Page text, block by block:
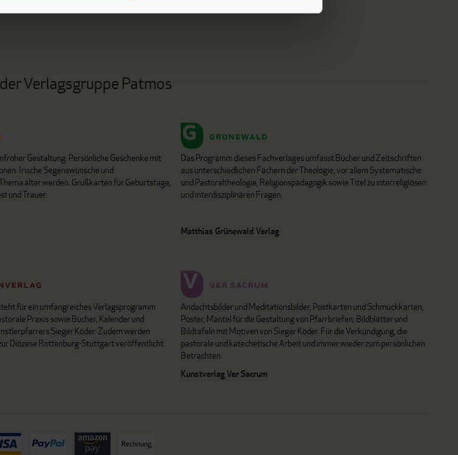
Verlagsgruppe Patmos
Gestaltung: Persönliche Geschenke mit
Irische Segenswünsche und
älter werden. Grußkarten für Geburtstage,
und Trauer.
Das Programm dieses Fachverlages umfasst Bücher und Zeitschriften
aus unterschiedlichen Fächern der Theologie, vor allem Systematische
und Pastoraltheologie, Religionspädagogik sowie Titel zu interreligiösen
und interdisziplinären Fragen.
Matthias Grünewald Verlag
für ein umfangreiches Verlagsprogramm
Praxis sowie Bücher, Kalender und
Sieger Köder. Zudem werden
Diözese Rottenburg-Stuttgart veröffentlicht.
Andachtsbilder und Meditationsbilder, Postkarten und Schmuckkarten,
Poster, Mäntel für die Gestaltung von Pfarrbriefen, Bildblätter und
Bildtafeln mit Motiven von Sieger Köder. Für die Verkündigung, die
pastorale und katechetische Arbeit und immer wieder zum persönlichen
Betrachten.
Kunstverlag Ver Sacrum